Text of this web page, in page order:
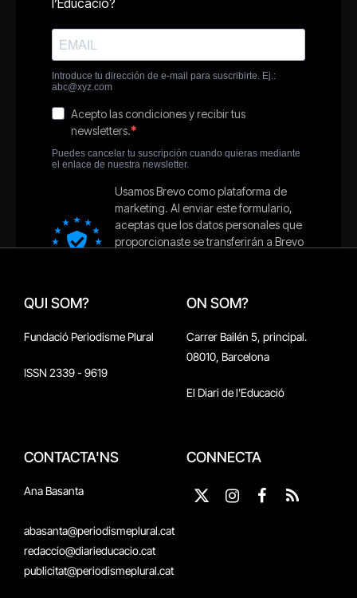
QUI SOM?
Fundació Periodisme Plural
ISSN 2339 - 9619
ON SOM?
Carrer Bailén 5, principal.
08010, Barcelona
El Diari de l'Educació
CONTACTA'NS
Ana Basanta
abasanta@periodismeplural.cat
redaccio@diarieducacio.cat
publicitat@periodismeplural.cat
CONNECTA
X
Instagram
Facebook
RSS